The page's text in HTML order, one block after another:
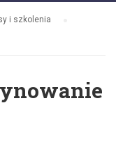
i szkolenia